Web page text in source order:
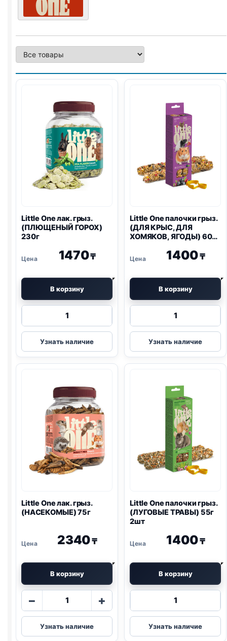
Little Oneлак. грыз.
(ПЛЮЩЕНЫЙ ГОРОХ)
230г
1470₸
В корзину
Количество
Little
One
лак.
ГОРОХ)
230г
Узнать наличие
Little Oneпалочки грыз.
(ДЛЯ КРЫС, ДЛЯ
ХОМЯКОВ, ЯГОДЫ) 60г
1400₸
В корзину
Количество
Little
One
палочки
КРЫС,
ДЛЯ
ХОМЯКОВ,
ЯГОДЫ)
60г
2шт
Узнать наличие
Little Oneлак. грыз.
(НАСЕКОМЫЕ) 75г
2340₸
В корзину
−
Количество
Little
One
+
Узнать наличие
Little Oneпалочки грыз.
(ЛУГОВЫЕ ТРАВЫ) 55г
2шт
1400₸
В корзину
Количество
Little
One
Узнать наличие